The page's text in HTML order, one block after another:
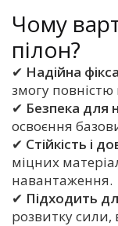
Чому
пілон?
✔ Надійна
змогу
✔ Безпека для
освоєння
✔ Стійкість і
міцних
навантаження.
✔ Підходить
розвитку сили,